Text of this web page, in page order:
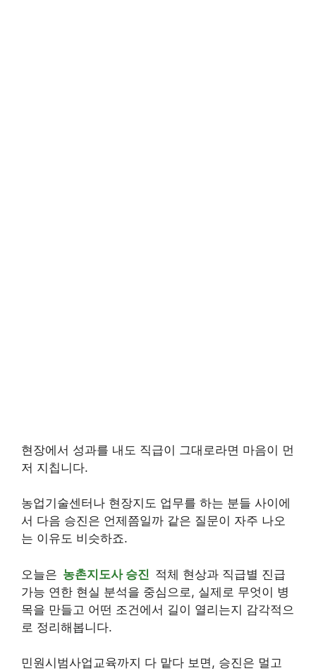
현장에서 성과를 내도 직급이 그대로라면 마음이 먼
저 지칩니다.
농업기술센터나 현장지도 업무를 하는 분들 사이에
서 다음 승진은 언제쯤일까 같은 질문이 자주 나오
는 이유도 비슷하죠.
오늘은 농촌지도사 승진 적체 현상과 직급별 진급
가능 연한 현실 분석을 중심으로, 실제로 무엇이 병
목을 만들고 어떤 조건에서 길이 열리는지 감각적으
로 정리해봅니다.
민원시범사업교육까지 다 맡다 보면, 승진은 멀고